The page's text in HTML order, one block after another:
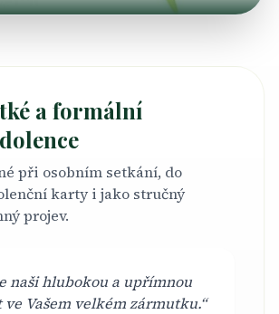
a formální
při osobním setkání, do
karty i jako stručný
projev.
naši hlubokou a upřímnou
ve Vašem velkém zármutku.“